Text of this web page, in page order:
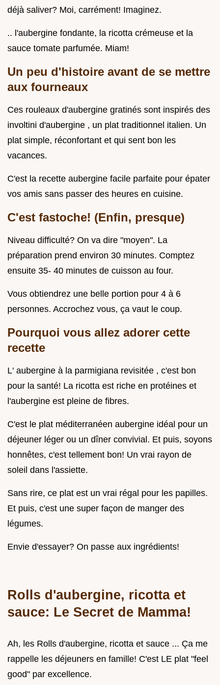
déjà saliver? Moi, carrément! Imaginez.
.. l'aubergine fondante, la ricotta crémeuse et la
sauce tomate parfumée. Miam!
Un peu d'histoire avant de se mettre
aux fourneaux
Ces rouleaux d'aubergine gratinés sont inspirés des
involtini d'aubergine , un plat traditionnel italien. Un
plat simple, réconfortant et qui sent bon les
vacances.
C'est la recette aubergine facile parfaite pour épater
vos amis sans passer des heures en cuisine.
C'est fastoche! (Enfin, presque)
Niveau difficulté? On va dire "moyen". La
préparation prend environ 30 minutes. Comptez
ensuite 35- 40 minutes de cuisson au four.
Vous obtiendrez une belle portion pour 4 à 6
personnes. Accrochez vous, ça vaut le coup.
Pourquoi vous allez adorer cette
recette
L' aubergine à la parmigiana revisitée , c'est bon
pour la santé! La ricotta est riche en protéines et
l'aubergine est pleine de fibres.
C'est le plat méditerranéen aubergine idéal pour un
déjeuner léger ou un dîner convivial. Et puis, soyons
honnêtes, c'est tellement bon! Un vrai rayon de
soleil dans l'assiette.
Sans rire, ce plat est un vrai régal pour les papilles.
Et puis, c'est une super façon de manger des
légumes.
Envie d'essayer? On passe aux ingrédients!
Rolls d'aubergine, ricotta et
sauce: Le Secret de Mamma!
Ah, les Rolls d'aubergine, ricotta et sauce ... Ça me
rappelle les déjeuners en famille! C'est LE plat "feel
good" par excellence.